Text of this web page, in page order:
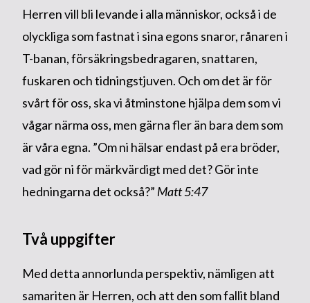
Herren vill bli levande i alla människor, också i de
olyckliga som fastnat i sina egons snaror, rånaren i
T-banan, försäkringsbedragaren, snattaren,
fuskaren och tidningstjuven. Och om det är för
svårt för oss, ska vi åtminstone hjälpa dem som vi
vågar närma oss, men gärna fler än bara dem som
är våra egna. ”Om ni hälsar endast på era bröder,
vad gör ni för märkvärdigt med det? Gör inte
hedningarna det också?” Matt 5:47
Två uppgifter
Med detta annorlunda perspektiv, nämligen att
samariten är Herren, och att den som fallit bland